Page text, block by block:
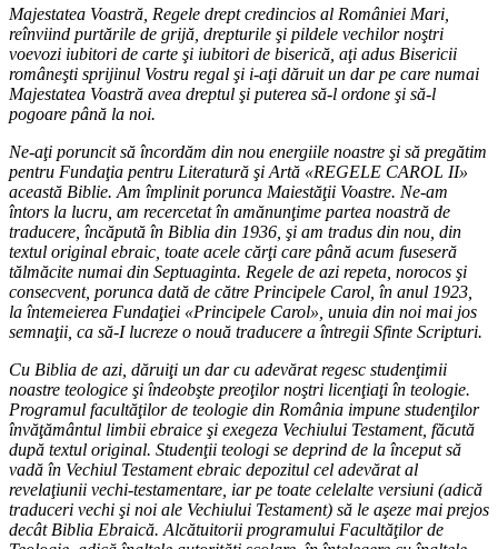
Majestatea Voastră, Regele drept credincios al României Mari,
reînviind purtările de grijă, drepturile şi pildele vechilor noştri
voevozi iubitori de carte şi iubitori de biserică, aţi adus Bisericii
româneşti sprijinul Vostru regal şi i-aţi dăruit un dar pe care numai
Majestatea Voastră avea dreptul şi puterea să-l ordone şi să-l
pogoare până la noi.
Ne-aţi poruncit să încordăm din nou energiile noastre şi să pregătim
pentru Fundaţia pentru Literatură şi Artă «REGELE CAROL II»
această Biblie. Am împlinit porunca Maiestăţii Voastre. Ne-am
întors la lucru, am recercetat în amănunţime partea noastră de
traducere, încăpută în Biblia din 1936, şi am tradus din nou, din
textul original ebraic, toate acele cărţi care până acum fuseseră
tălmăcite numai din Septuaginta. Regele de azi repeta, norocos şi
consecvent, porunca dată de către Principele Carol, în anul 1923,
la întemeierea Fundaţiei «Principele Carol», unuia din noi mai jos
semnaţii, ca să-I lucreze o nouă traducere a întregii Sfinte Scripturi.
Cu Biblia de azi, dăruiţi un dar cu adevărat regesc studenţimii
noastre teologice şi îndeobşte preoţilor noştri licenţiaţi în teologie.
Programul facultăţilor de teologie din România impune studenţilor
învăţământul limbii ebraice şi exegeza Vechiului Testament, făcută
după textul original. Studenţii teologi se deprind de la început să
vadă în Vechiul Testament ebraic depozitul cel adevărat al
revelaţiunii vechi-testamentare, iar pe toate celelalte versiuni (adică
traduceri vechi şi noi ale Vechiului Testament) să le aşeze mai prejos
decât Biblia Ebraică. Alcătuitorii programului Facultăţilor de